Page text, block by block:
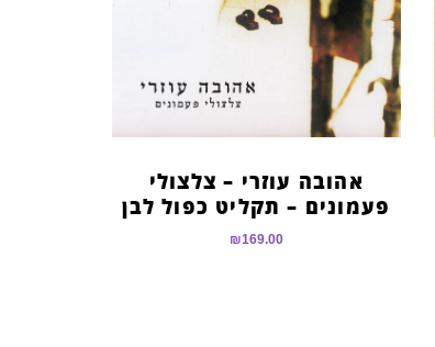
אהובה עוזרי – צלצולי
פעמונים – תקליט כפול לבן
₪169.00